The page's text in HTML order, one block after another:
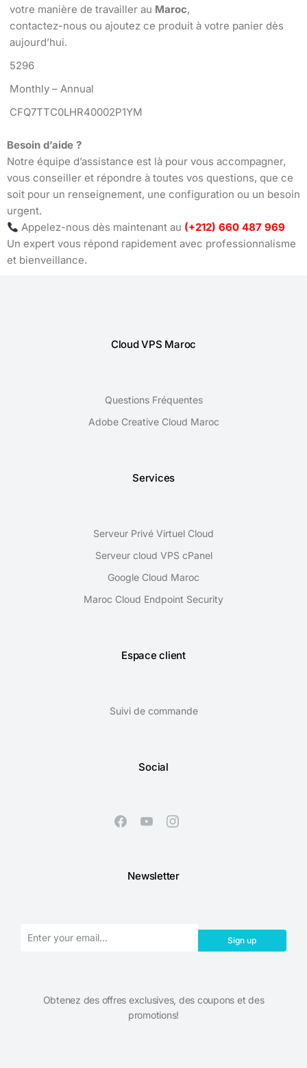
votre manière de travailler au Maroc,
contactez-nous ou ajoutez ce produit à votre panier dès
aujourd’hui.
5296
Monthly – Annual
CFQ7TTC0LHR40002P1YM
Besoin d’aide ?
Notre équipe d’assistance est là pour vous accompagner,
vous conseiller et répondre à toutes vos questions, que ce
soit pour un renseignement, une configuration ou un besoin
urgent.
Appelez-nous dès maintenant au (+212) 660 487 969
Un expert vous répond rapidement avec professionnalisme
et bienveillance.
Cloud VPS Maroc
Questions Fréquentes
Adobe Creative Cloud Maroc
Services
Serveur Privé Virtuel Cloud
Serveur cloud VPS cPanel
Google Cloud Maroc
Maroc Cloud Endpoint Security
Espace client
Suivi de commande
Social
Newsletter
Sign up
Obtenez des offres exclusives, des coupons et des
promotions!​